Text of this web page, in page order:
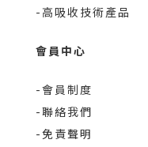
-高吸收技術產品
會員中心
-會員制度
-聯絡我們
-免責聲明